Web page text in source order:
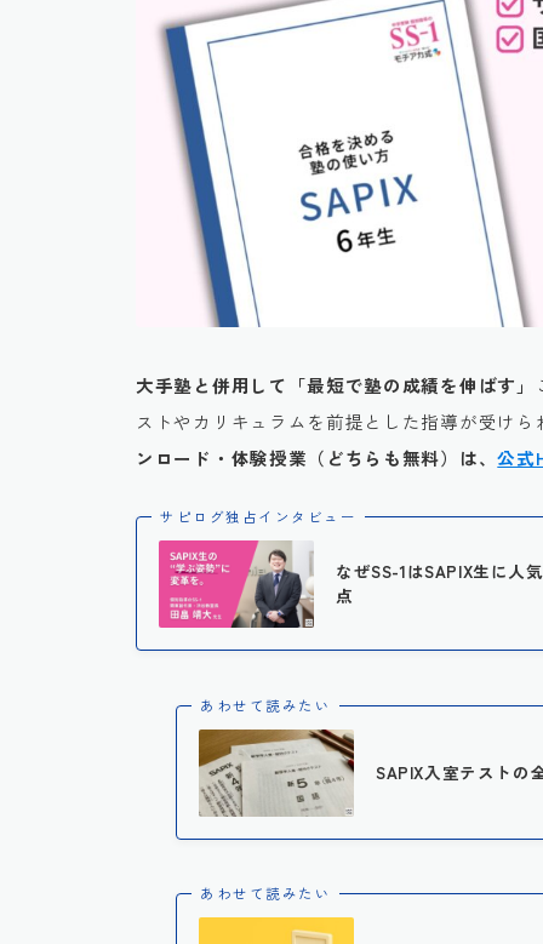
大手塾と併用して「最短で塾の成績を伸ばす」
ストやカリキュラムを前提とした指導が受けら
ンロード・体験授業（どちらも無料）は、公式
サピログ独占インタビュー
なぜSS-1はSAPIX生に人
点
あわせて読みたい
SAPIX入室テストの
あわせて読みたい